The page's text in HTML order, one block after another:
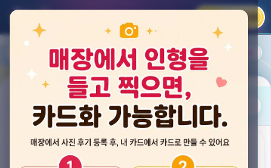
카카오 로그인
평점순 내 주변 즐겨찾기
뽑스 천안 불당점